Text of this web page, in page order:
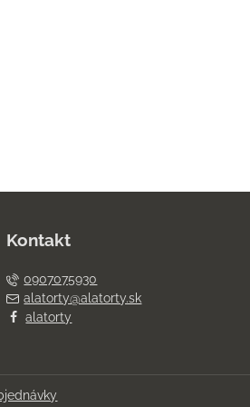
Kontakt
0907075930
alatorty@alatorty.sk
alatorty